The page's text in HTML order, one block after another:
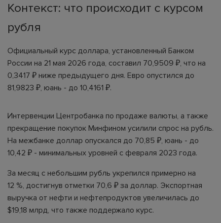
Контекст: что происходит с курсом
рубля
Официальный курс доллара, установленный Банком
России на 21 мая 2026 года, составил 70,9509 ₽, что на
0,3417 ₽ ниже предыдущего дня. Евро опустился до
81,9823 ₽, юань - до 10,4161 ₽.
Интервенции Центробанка по продаже валюты, а также
прекращение покупок Минфином усилили спрос на рубль.
На межбанке доллар опускался до 70,85 ₽, юань - до
10,42 ₽ - минимальных уровней с февраля 2023 года.
За месяц с небольшим рубль укрепился примерно на
12 %, достигнув отметки 70,6 ₽ за доллар. Экспортная
выручка от нефти и нефтепродуктов увеличилась до
$19,18 млрд, что также поддержало курс.